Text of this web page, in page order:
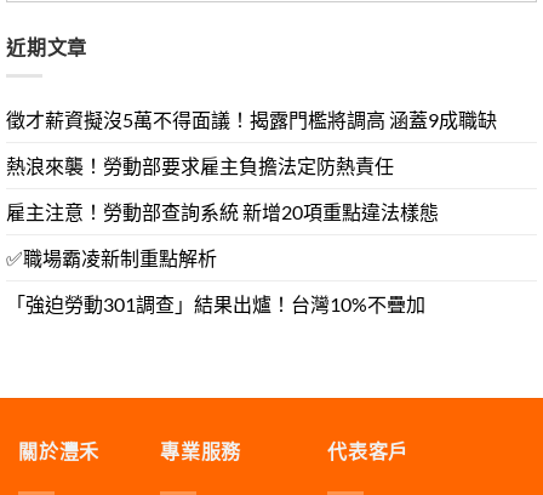
近期文章
徵才薪資擬沒5萬不得面議！揭露門檻將調高 涵蓋9成職缺
熱浪來襲！勞動部要求雇主負擔法定防熱責任
雇主注意！勞動部查詢系統 新增20項重點違法樣態
✅職場霸凌新制重點解析
「強迫勞動301調查」結果出爐！台灣10%不疊加
關於灃禾 專業服務 代表客戶